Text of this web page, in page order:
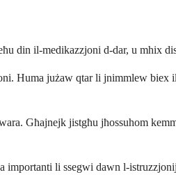
din il-medikazzjoni d-dar, u mhix
Huma jużaw qtar li jnimmlew
Għajnejk jistgħu jħossuhom
li ssegwi dawn l-